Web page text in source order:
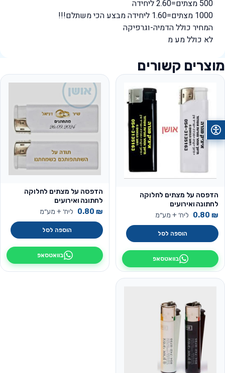
500 מצתים=2.60 ליחידה
1000 מצתים=1.60 ליחידה מבצע הכי משתלם!!!
המחיר כולל הדמיה-וגרפיקה
לא כולל מע מ
מוצרים קשורים
הדפסה על מצתים לחלוקה
לחתונה ואירועים
0.80 ₪ ליח׳ + מע״מ
הוספה לסל
בוואטסאפ
הדפסה על מצתים לחלוקה
לחתונה ואירועים
0.80 ₪ ליח׳ + מע״מ
הוספה לסל
בוואטסאפ